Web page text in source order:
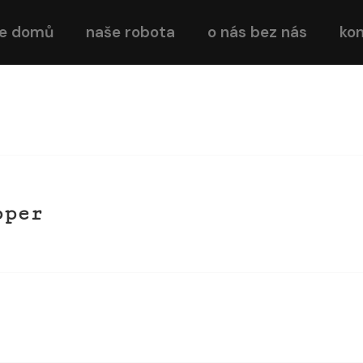
domů naše robota o nás bez nás